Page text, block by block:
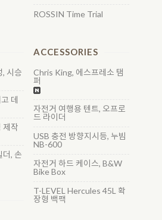
ROSSIN Time Trial
, 시승
데
제작
더, 손
ACCESSORIES
Chris King, 에스프레소 탬
퍼
자전거 여행용 텐트, 오프로
드 라이더
USB 충전 방향지시등, 누빔
NB-600
자전거 하드 케이스, B&W
Bike Box
T-LEVEL Hercules 45L 확
장형 백팩